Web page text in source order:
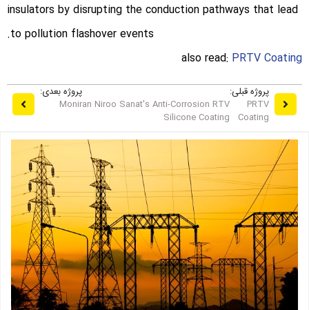
insulators by disrupting the conduction pathways that lead
to pollution flashover events.
also read: PRTV Coating
پروژه قبلی:
PRTV
Coating
پروژه بعدی:
Moniran Niroo Sanat's Anti-Corrosion RTV
Silicone Coating